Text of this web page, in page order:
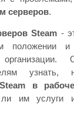
серверов.
Steam -
положении и
организации.
узнать,
в
им услуги